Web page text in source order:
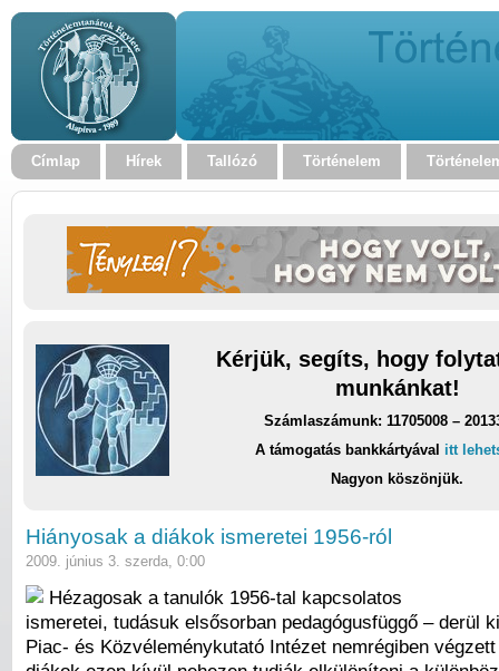
Címlap Hírek Tallózó Történelem
Kérjük, segíts, hogy
munkánkat!
Számlaszámunk: 11705008 –
A támogatás bankkártyával itt
Nagyon köszönjük.
Hiányosak a diákok ismeretei 1956-ról
2009. június 3. szerda, 0:00
Hézagosak a tanulók 1956-tal kapcsolatos
ismeretei, tudásuk elsősorban pedagógusfüggő – derül
Piac- és Közvéleménykutató Intézet nemrégiben